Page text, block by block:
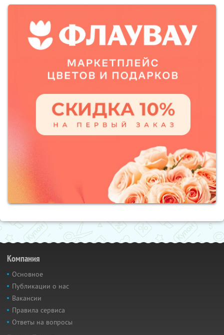
Компания
Основное
Публикации о нас
Вакансии
Правила сервиса
Ответы на вопросы